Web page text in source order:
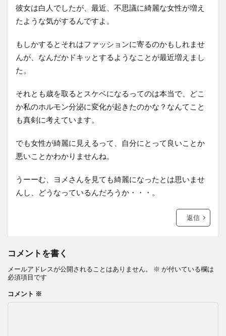
彼女は白人でしたが、最近、不思議に綺麗な女性が増え
たような気がするんですよ。
もしかするとそれはファッションに寄るのかもしれませ
んが、なんだかドキッとするようなことが最近増えまし
た。
それとも歳を取るとスケベになるってのは本当で、どこ
か私のホルモン分泌に変化が起きたのかな？なんてこと
も真剣に考えています。
でも女性が綺麗に見えるって、自分にとって良いことか
悪いことかわかりませんね。
うーーむ、ヨメさんを見ても綺麗になったとは思いませ
んし、どうなっているんだろうか・・・。
返信
コメントを書く
メールアドレスが公開されることはありません。 ※ が付いている欄は
必須項目です
コメント ※